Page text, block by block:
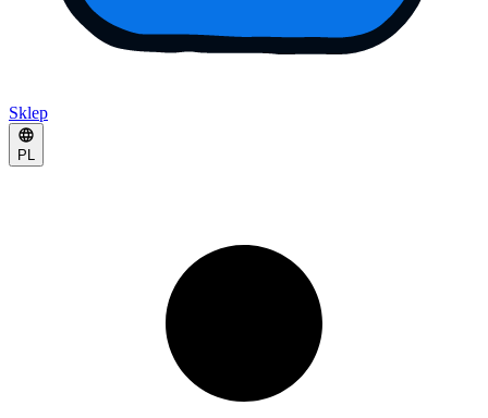
Sklep
PL